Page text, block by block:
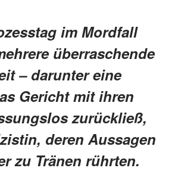
im Mordfall
überraschende
– darunter eine
Gericht mit ihren
zurückließ,
deren Aussagen
zu Tränen rührten.